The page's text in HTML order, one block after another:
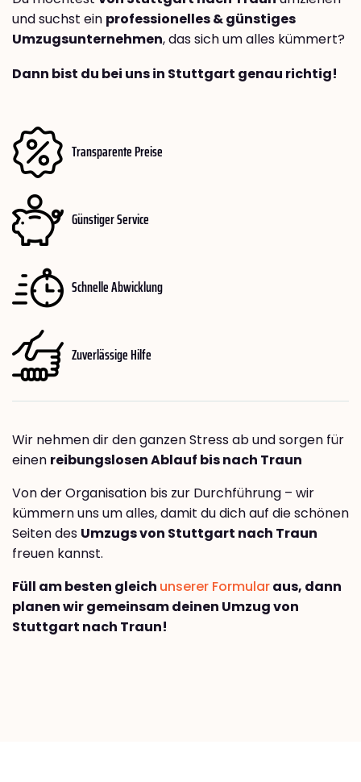
und suchst ein professionelles & günstiges
Umzugsunternehmen, das sich um alles kümmert?
Dann bist du bei uns in Stuttgart genau richtig!
Transparente Preise
Günstiger Service
Schnelle Abwicklung
Zuverlässige Hilfe
Wir nehmen dir den ganzen Stress ab und sorgen für
einen reibungslosen Ablauf bis nach Traun
Von der Organisation bis zur Durchführung – wir
kümmern uns um alles, damit du dich auf die schönen
Seiten des Umzugs von Stuttgart nach Traun
freuen kannst.
Füll am besten gleich unserer Formularaus, dann
planen wir gemeinsam deinen Umzug von
Stuttgart nach Traun!